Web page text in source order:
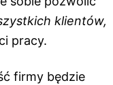
klientów,
pracy.
firmy będzie